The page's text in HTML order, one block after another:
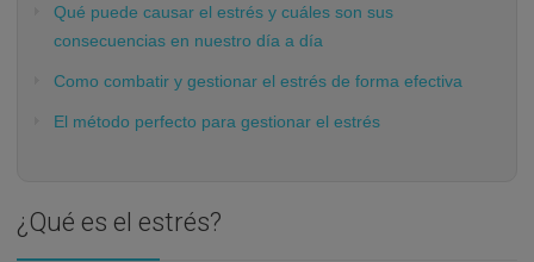
Qué puede causar el estrés y cuáles son sus
consecuencias en nuestro día a día
Como combatir y gestionar el estrés de forma efectiva
El método perfecto para gestionar el estrés
¿Qué es el estrés?